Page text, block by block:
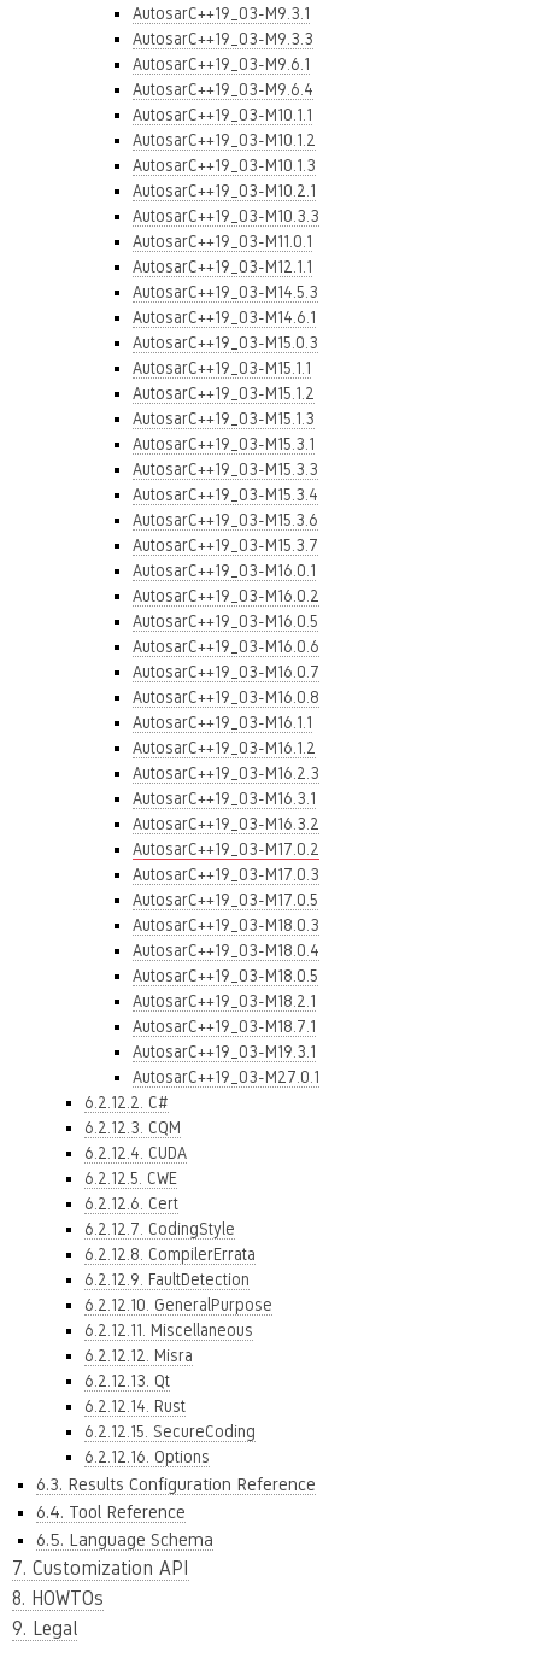
AutosarC++19_03-M9.3.1
AutosarC++19_03-M9.3.3
AutosarC++19_03-M9.6.1
AutosarC++19_03-M9.6.4
AutosarC++19_03-M10.1.1
AutosarC++19_03-M10.1.2
AutosarC++19_03-M10.1.3
AutosarC++19_03-M10.2.1
AutosarC++19_03-M10.3.3
AutosarC++19_03-M11.0.1
AutosarC++19_03-M12.1.1
AutosarC++19_03-M14.5.3
AutosarC++19_03-M14.6.1
AutosarC++19_03-M15.0.3
AutosarC++19_03-M15.1.1
AutosarC++19_03-M15.1.2
AutosarC++19_03-M15.1.3
AutosarC++19_03-M15.3.1
AutosarC++19_03-M15.3.3
AutosarC++19_03-M15.3.4
AutosarC++19_03-M15.3.6
AutosarC++19_03-M15.3.7
AutosarC++19_03-M16.0.1
AutosarC++19_03-M16.0.2
AutosarC++19_03-M16.0.5
AutosarC++19_03-M16.0.6
AutosarC++19_03-M16.0.7
AutosarC++19_03-M16.0.8
AutosarC++19_03-M16.1.1
AutosarC++19_03-M16.1.2
AutosarC++19_03-M16.2.3
AutosarC++19_03-M16.3.1
AutosarC++19_03-M16.3.2
AutosarC++19_03-M17.0.2
AutosarC++19_03-M17.0.3
AutosarC++19_03-M17.0.5
AutosarC++19_03-M18.0.3
AutosarC++19_03-M18.0.4
AutosarC++19_03-M18.0.5
AutosarC++19_03-M18.2.1
AutosarC++19_03-M18.7.1
AutosarC++19_03-M19.3.1
AutosarC++19_03-M27.0.1
6.2.12.2. C#
6.2.12.3. CQM
6.2.12.4. CUDA
6.2.12.5. CWE
6.2.12.6. Cert
6.2.12.7. CodingStyle
6.2.12.8. CompilerErrata
6.2.12.9. FaultDetection
6.2.12.10. GeneralPurpose
6.2.12.11. Miscellaneous
6.2.12.12. Misra
6.2.12.13. Qt
6.2.12.14. Rust
6.2.12.15. SecureCoding
6.2.12.16. Options
6.3. Results Configuration Reference
6.4. Tool Reference
6.5. Language Schema
7. Customization API
8. HOWTOs
9. Legal